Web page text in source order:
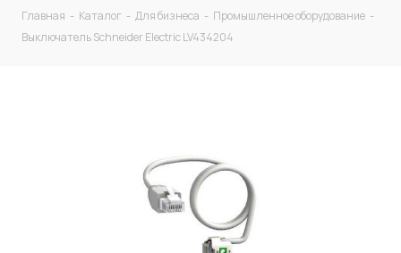
Главная - Каталог - Для бизнеса - Промышленное оборудование -
Выключатель Schneider Electric LV434204